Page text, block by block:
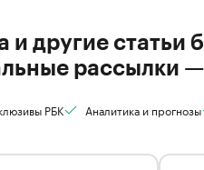
и другие статьи
рассылки
РБК Аналитика и прогнозы